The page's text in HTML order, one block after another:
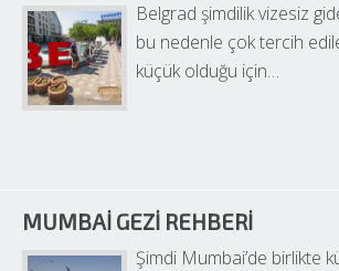
Belgrad şimdilik vizesiz
bu nedenle çok tercih
küçük olduğu için…
MUMBAI GEZI REHBERI
Şimdi Mumbai’de birlikte